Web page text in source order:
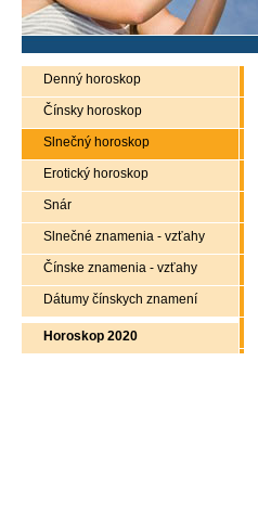
Denný horoskop
Čínsky horoskop
Slnečný horoskop
Erotický horoskop
Snár
Slnečné znamenia - vzťahy
Čínske znamenia - vzťahy
Dátumy čínskych znamení
Horoskop 2020